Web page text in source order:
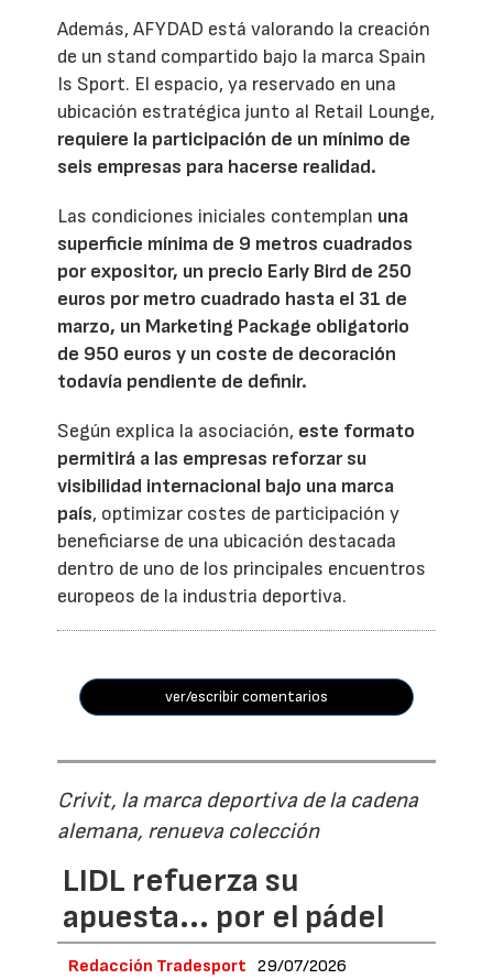
Además, AFYDAD está valorando la creación
de un stand compartido bajo la marca Spain
Is Sport. El espacio, ya reservado en una
ubicación estratégica junto al Retail Lounge,
requiere la participación de un mínimo de
seis empresas para hacerse realidad.
Las condiciones iniciales contemplan una
superficie mínima de 9 metros cuadrados
por expositor, un precio Early Bird de 250
euros por metro cuadrado hasta el 31 de
marzo, un Marketing Package obligatorio
de 950 euros y un coste de decoración
todavía pendiente de definir.
Según explica la asociación, este formato
permitirá a las empresas reforzar su
visibilidad internacional bajo una marca
país, optimizar costes de participación y
beneficiarse de una ubicación destacada
dentro de uno de los principales encuentros
europeos de la industria deportiva.
ver/escribir comentarios
Crivit, la marca deportiva de la cadena
alemana, renueva colección
LIDL refuerza su
apuesta... por el pádel
Redacción Tradesport 29/07/2026